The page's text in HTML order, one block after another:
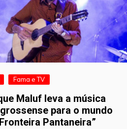
Fama e TV
Maluf leva a música
para o mundo
Pantaneira”